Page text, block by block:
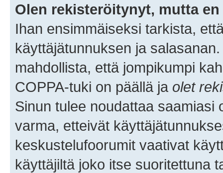
Olen rekisteröitynyt, mutta
Ihan ensimmäiseksi tarkista,
käyttäjätunnuksen ja
mahdollista, että jompikumpi
COPPA-tuki on päällä ja olet
Sinun tulee noudattaa saamiasi
varma, etteivät
keskustelufoorumit vaativat
käyttäjiltä joko itse suoritettuna